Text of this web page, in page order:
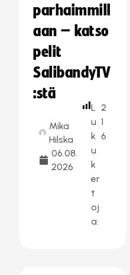
parhaimmill
aan – katso
pelit
SalibandyTV
:stä
Mika
Hilska
06.08.
2026
L
u
k
u
k
er
t
oj
a:
2
1
6